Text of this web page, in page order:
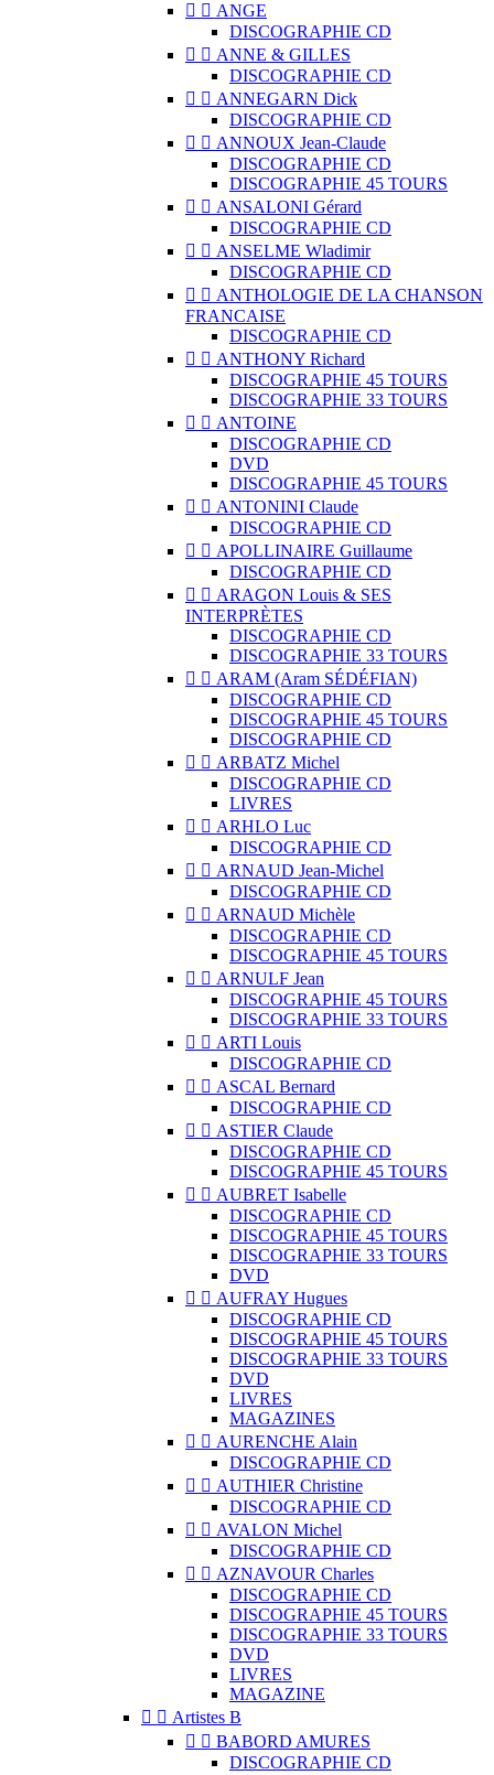
  ANGE
DISCOGRAPHIE CD
  ANNE & GILLES
DISCOGRAPHIE CD
  ANNEGARN Dick
DISCOGRAPHIE CD
  ANNOUX Jean-Claude
DISCOGRAPHIE CD
DISCOGRAPHIE 45 TOURS
  ANSALONI Gérard
DISCOGRAPHIE CD
  ANSELME Wladimir
DISCOGRAPHIE CD
  ANTHOLOGIE DE LA CHANSON
FRANCAISE
DISCOGRAPHIE CD
  ANTHONY Richard
DISCOGRAPHIE 45 TOURS
DISCOGRAPHIE 33 TOURS
  ANTOINE
DISCOGRAPHIE CD
DVD
DISCOGRAPHIE 45 TOURS
  ANTONINI Claude
DISCOGRAPHIE CD
  APOLLINAIRE Guillaume
DISCOGRAPHIE CD
  ARAGON Louis & SES
INTERPRÈTES
DISCOGRAPHIE CD
DISCOGRAPHIE 33 TOURS
  ARAM (Aram SÉDÉFIAN)
DISCOGRAPHIE CD
DISCOGRAPHIE 45 TOURS
DISCOGRAPHIE CD
  ARBATZ Michel
DISCOGRAPHIE CD
LIVRES
  ARHLO Luc
DISCOGRAPHIE CD
  ARNAUD Jean-Michel
DISCOGRAPHIE CD
  ARNAUD Michèle
DISCOGRAPHIE CD
DISCOGRAPHIE 45 TOURS
  ARNULF Jean
DISCOGRAPHIE 45 TOURS
DISCOGRAPHIE 33 TOURS
  ARTI Louis
DISCOGRAPHIE CD
  ASCAL Bernard
DISCOGRAPHIE CD
  ASTIER Claude
DISCOGRAPHIE CD
DISCOGRAPHIE 45 TOURS
  AUBRET Isabelle
DISCOGRAPHIE CD
DISCOGRAPHIE 45 TOURS
DISCOGRAPHIE 33 TOURS
DVD
  AUFRAY Hugues
DISCOGRAPHIE CD
DISCOGRAPHIE 45 TOURS
DISCOGRAPHIE 33 TOURS
DVD
LIVRES
MAGAZINES
  AURENCHE Alain
DISCOGRAPHIE CD
  AUTHIER Christine
DISCOGRAPHIE CD
  AVALON Michel
DISCOGRAPHIE CD
  AZNAVOUR Charles
DISCOGRAPHIE CD
DISCOGRAPHIE 45 TOURS
DISCOGRAPHIE 33 TOURS
DVD
LIVRES
MAGAZINE
  Artistes B
  BABORD AMURES
DISCOGRAPHIE CD